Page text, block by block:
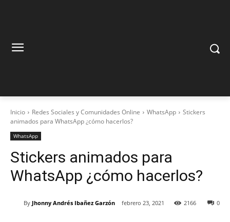
Inicio Redes Sociales y Comunidades Online WhatsApp
Stickers
animados para WhatsApp ¿cómo hacerlos?
WhatsApp
Stickers animados para
WhatsApp ¿cómo hacerlos?
By Jhonny Andrés Ibañez Garzón febrero 23, 2021 0
2166